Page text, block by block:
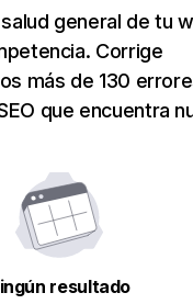
general de tu
Corrige
más de 130
que encuentra
resultado